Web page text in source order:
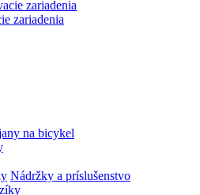
zariadenia
na bicykel
Nádržky a príslušenstvo